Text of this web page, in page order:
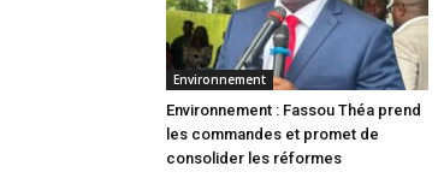
Environnement
Environnement : Fassou Théa prend
les commandes et promet de
consolider les réformes